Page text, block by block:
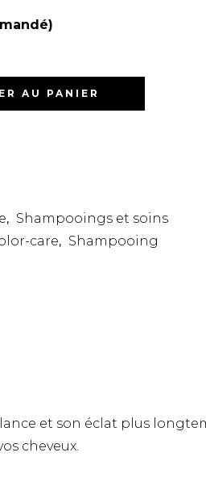
AU PANIER
, Shampooings et soins
care, Shampooing
et son éclat plus
cheveux.